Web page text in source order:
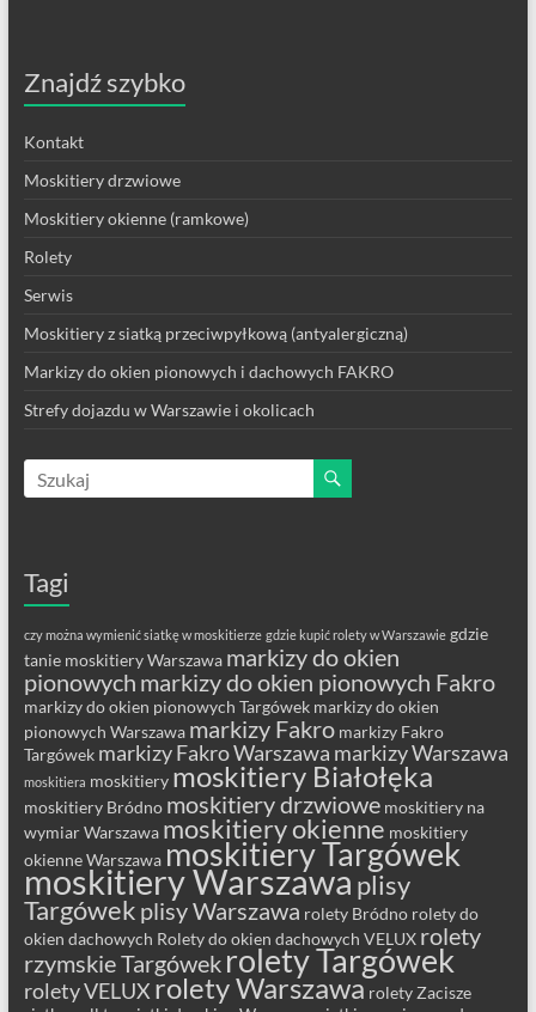
Znajdź szybko
Kontakt
Moskitiery drzwiowe
Moskitiery okienne (ramkowe)
Rolety
Serwis
Moskitiery z siatką przeciwpyłkową (antyalergiczną)
Markizy do okien pionowych i dachowych FAKRO
Strefy dojazdu w Warszawie i okolicach
Tagi
czy można wymienić siatkę w moskitierze gdzie kupić rolety w Warszawie gdzie
tanie moskitiery Warszawa markizy do okien
pionowych markizy do okien pionowych Fakro
markizy do okien pionowych Targówek markizy do okien
pionowych Warszawa markizy Fakro markizy Fakro
Targówek markizy Fakro Warszawa markizy Warszawa
moskitiera moskitiery moskitiery Białołęka
moskitiery Bródno moskitiery drzwiowe moskitiery na
wymiar Warszawa moskitiery okienne moskitiery
okienne Warszawa moskitiery Targówek
moskitiery Warszawa plisy
Targówek plisy Warszawa rolety Bródno rolety do
okien dachowych Rolety do okien dachowych VELUX rolety
rzymskie Targówek rolety Targówek
rolety VELUX rolety Warszawa rolety Zacisze